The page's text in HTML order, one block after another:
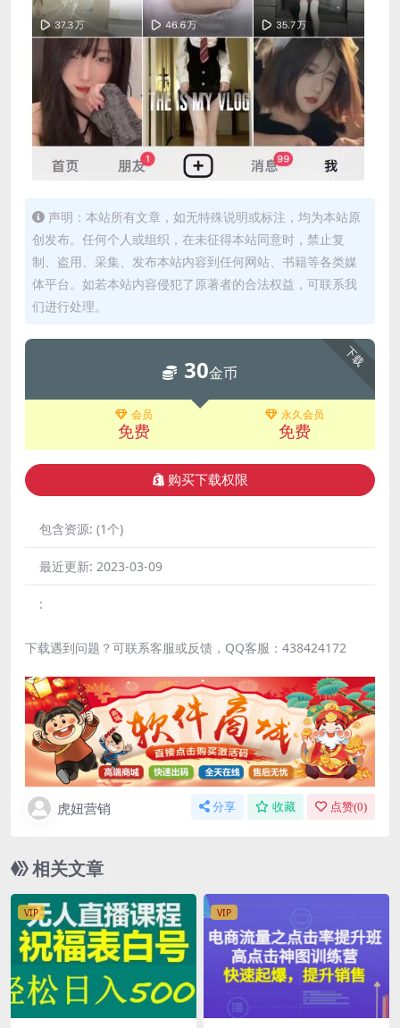
声明：本站所有文章，如无特殊说明或标注，均为本站原
创发布。任何个人或组织，在未征得本站同意时，禁止复
制、盗用、采集、发布本站内容到任何网站、书籍等各类媒
体平台。如若本站内容侵犯了原著者的合法权益，可联系我
们进行处理。
下载
30金币
会员
免费
永久会员
免费
购买下载权限
包含资源: (1个)
最近更新: 2023-03-09
:
下载遇到问题？可联系客服或反馈，QQ客服：438424172
虎妞营销 分享 收藏 点赞(0)
相关文章
VIP VIP